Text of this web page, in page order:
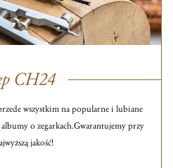
CH24
wszystkim na popularne i lubiane
o zegarkach.Gwarantujemy przy
jakość!